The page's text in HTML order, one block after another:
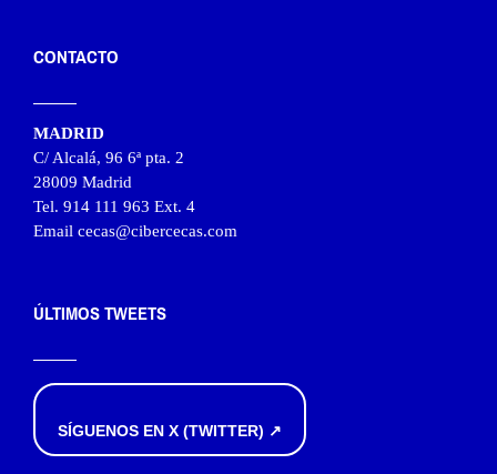
CONTACTO
MADRID
C/ Alcalá, 96 6ª pta. 2
28009 Madrid
Tel. 914 111 963 Ext. 4
Email cecas@cibercecas.com
ÚLTIMOS TWEETS
SÍGUENOS EN X (TWITTER) ↗